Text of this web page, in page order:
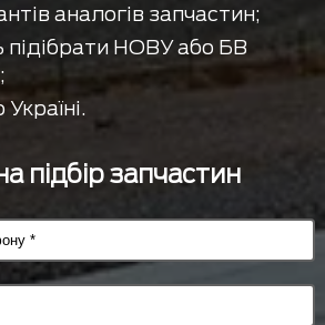
аналогів запчастин;
підібрати НОВУ або БВ
підбір запчастин